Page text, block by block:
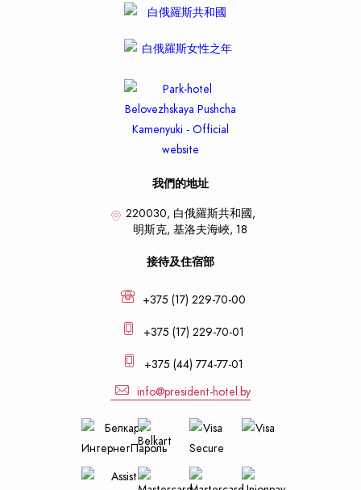
我們的地址
220030, 白俄羅斯共和國,
明斯克, 基洛夫海峽, 18
接待及住宿部
+375 (17) 229-70-00
+375 (17) 229-70-01
+375 (44) 774-77-01
info@president-hotel.by